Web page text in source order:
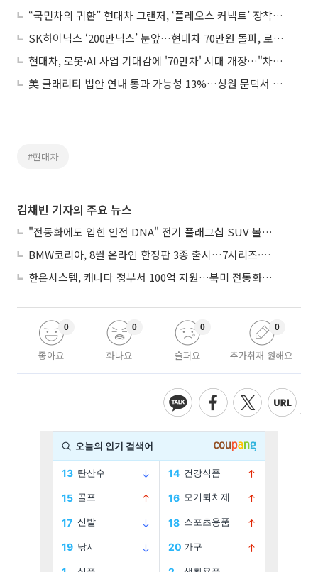
“국민차의 귀환” 현대차 그랜저, ‘플레오스 커넥트’ 장착한 SDV로 돌아왔다
SK하이닉스 ‘200만닉스’ 눈앞…현대차 70만원 돌파, 로봇·삼성전기 관심
현대차, 로봇·AI 사업 기대감에 '70만차' 시대 개장…"차기 주도주 낙점"
美 클래리티 법안 연내 통과 가능성 13%…상원 문턱서 제동
#현대차
김채빈 기자의 주요 뉴스
"전동화에도 입힌 안전 DNA" 전기 플래그십 SUV 볼보 'EX90'
BMW코리아, 8월 온라인 한정판 3종 출시…7시리즈·X7·M340i 투어링
한온시스템, 캐나다 정부서 100억 지원…북미 전동화 시장 가속
좋아요
0
화나요
0
슬퍼요
0
추가취재 원해요
0